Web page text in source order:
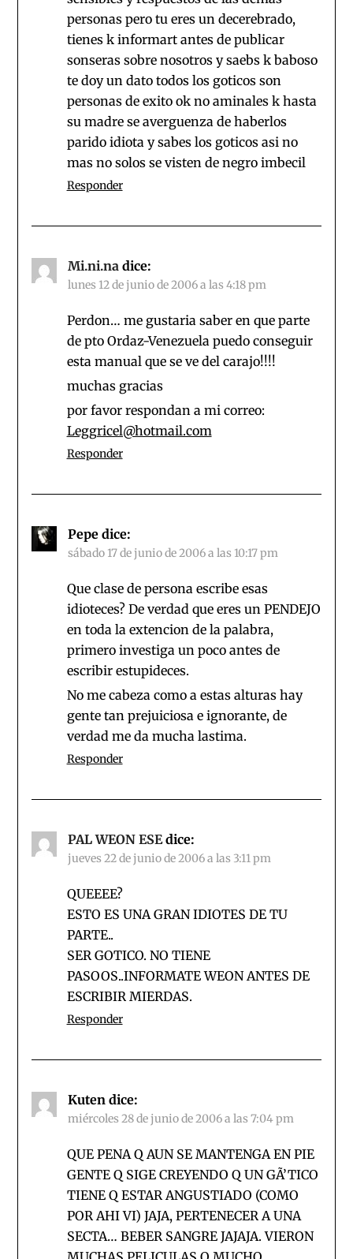
personas pero tu eres un decerebrado,
tienes k informart antes de publicar
sonseras sobre nosotros y saebs k baboso
te doy un dato todos los goticos son
personas de exito ok no aminales k hasta
su madre se averguenza de haberlos
parido idiota y sabes los goticos asi no
mas no solos se visten de negro imbecil
Responder
Mi.ni.na dice:
lunes 12 de junio de 2006 a las 4:18 pm
Perdon… me gustaria saber en que parte
de pto Ordaz-Venezuela puedo conseguir
esta manual que se ve del carajo!!!!
muchas gracias
por favor respondan a mi correo:
Leggricel@hotmail.com
Responder
Pepe dice:
sábado 17 de junio de 2006 a las 10:17 pm
Que clase de persona escribe esas
idioteces? De verdad que eres un PENDEJO
en toda la extencion de la palabra,
primero investiga un poco antes de
escribir estupideces.
No me cabeza como a estas alturas hay
gente tan prejuiciosa e ignorante, de
verdad me da mucha lastima.
Responder
PAL WEON ESE dice:
jueves 22 de junio de 2006 a las 3:11 pm
QUEEEE?
ESTO ES UNA GRAN IDIOTES DE TU
PARTE..
SER GOTICO. NO TIENE
PASOOS..INFORMATE WEON ANTES DE
ESCRIBIR MIERDAS.
Responder
Kuten dice:
miércoles 28 de junio de 2006 a las 7:04 pm
QUE PENA Q AUN SE MANTENGA EN PIE
GENTE Q SIGE CREYENDO Q UN GÃ’TICO
TIENE Q ESTAR ANGUSTIADO (COMO
POR AHI VI) JAJA, PERTENECER A UNA
SECTA… BEBER SANGRE JAJAJA. VIERON